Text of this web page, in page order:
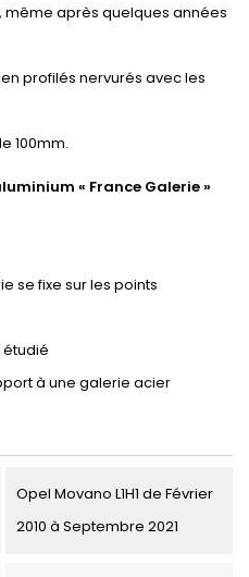
même après quelques années
profilés nervurés avec les
100mm.
« France Galerie »
se fixe sur les points
à une galerie acier
Opel Movano L1H1 de Février
2010 à Septembre 2021